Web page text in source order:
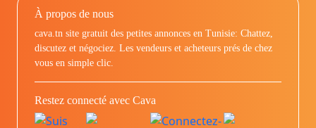
À propos de nous
cava.tn site gratuit des petites annonces en Tunisie: Chattez,
discutez et négociez. Les vendeurs et acheteurs prés de chez
vous en simple clic.
Restez connecté avec Cava